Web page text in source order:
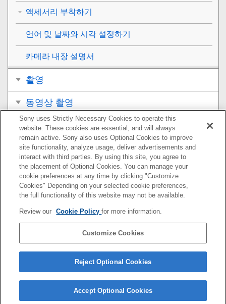
액세서리 부착하기
언어 및 날짜와 시각 설정하기
카메라 내장 설명서
촬영
동영상 촬영
보기
카메라의 사용자 설정
네트워크 기능 사용하기
컴퓨터 사용하기
MENU 항목 목록
사전 주의 사항/본 제품
문제가 발생했을 때는
Sony uses Strictly Necessary Cookies to operate this
website. These cookies are essential, and will always
remain active. Sony also uses Optional Cookies to improve
site functionality, analyze usage, deliver advertisements and
interact with third parties. By using this site, you agree to
the placement of Optional Cookies. You can manage your
cookie preferences at any time by clicking "Customize
Cookies" Depending on your selected cookie preferences,
the full functionality of this website may not be available.
Review our Cookie Policyfor more information.
Customize Cookies
Reject Optional Cookies
Accept Optional Cookies